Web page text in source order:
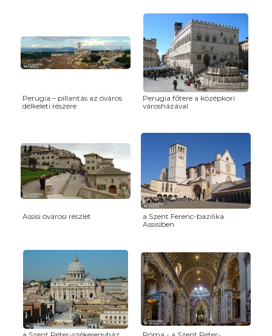
Perugia – pillantás az óváros
délkeleti részére
Perugia főtere a középkori
városházával
Assisi óvárosi részlet
a Szent Ferenc-bazilika
Assisiben